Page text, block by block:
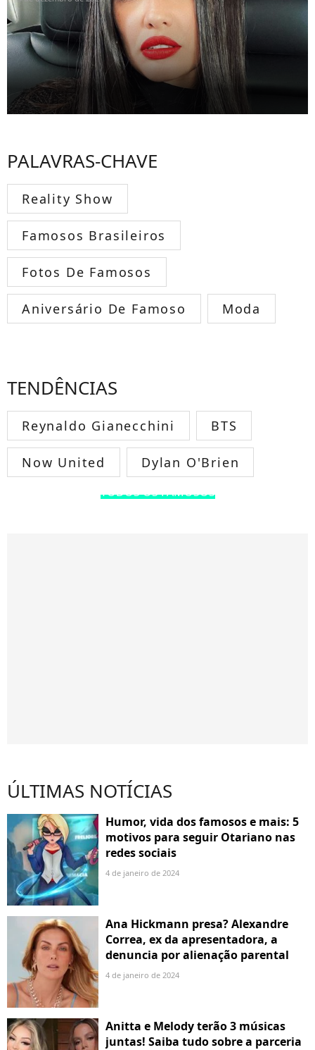
PALAVRAS-CHAVE
Reality Show
Famosos Brasileiros
Fotos De Famosos
Aniversário De Famoso Moda
TENDÊNCIAS
Reynaldo Gianecchini BTS
Now United Dylan O'Brien
TODOS OS FAMOSOS
ÚLTIMAS NOTÍCIAS
Humor, vida dos famosos e mais: 5
motivos para seguir Otariano nas
redes sociais
4 de janeiro de 2024
Ana Hickmann presa? Alexandre
Correa, ex da apresentadora, a
denuncia por alienação parental
4 de janeiro de 2024
Anitta e Melody terão 3 músicas
juntas! Saiba tudo sobre a parceria